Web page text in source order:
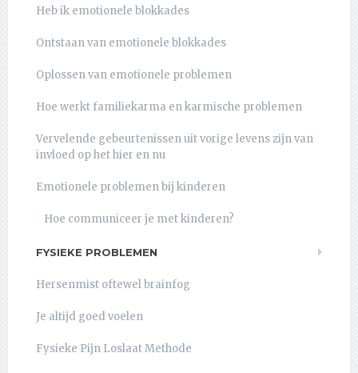
Heb ik emotionele blokkades
Ontstaan van emotionele blokkades
Oplossen van emotionele problemen
Hoe werkt familiekarma en karmische problemen
Vervelende gebeurtenissen uit vorige levens zijn van
invloed op het hier en nu
Emotionele problemen bij kinderen
Hoe communiceer je met kinderen?
FYSIEKE PROBLEMEN
Hersenmist oftewel brainfog
Je altijd goed voelen
Fysieke Pijn Loslaat Methode